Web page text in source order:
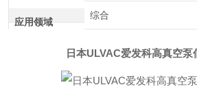
应用领域
综合
日本ULVAC爱发科高真空泵